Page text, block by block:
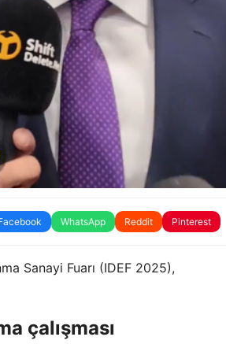
WhatsApp Reddit Pinterest
Sanayi Fuarı (IDEF 2025),
çalışması